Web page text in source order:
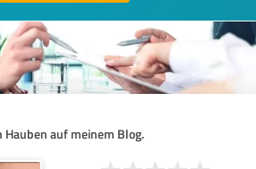
auf meinem Blog.